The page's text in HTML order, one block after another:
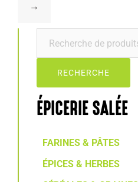
→
RECHERCHE
ÉPICERIE SALÉE
FARINES & PÂTES
ÉPICES & HERBES